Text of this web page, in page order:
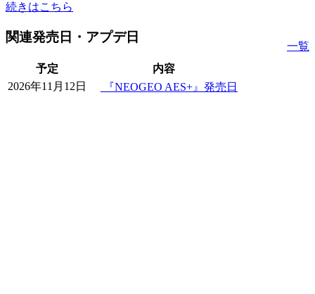
続きはこちら
一覧
関連発売日・アプデ日
予定
内容
2026年11月12日
『NEOGEO AES+』発売日